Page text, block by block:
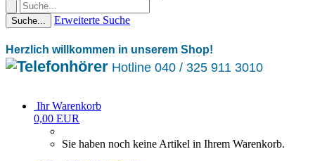
Suche... Erweiterte Suche
Herzlich willkommen in unserem Shop!
Hotline 040 / 325 911 3010
Ihr Warenkorb
0,00 EUR
Sie haben noch keine Artikel in Ihrem Warenkorb.